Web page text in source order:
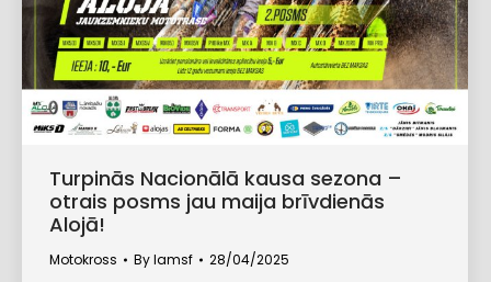
Turpinās Nacionālā kausa sezona –
otrais posms jau maija brīvdienās
Alojā!
Motokross Bylamsf 28/04/2025